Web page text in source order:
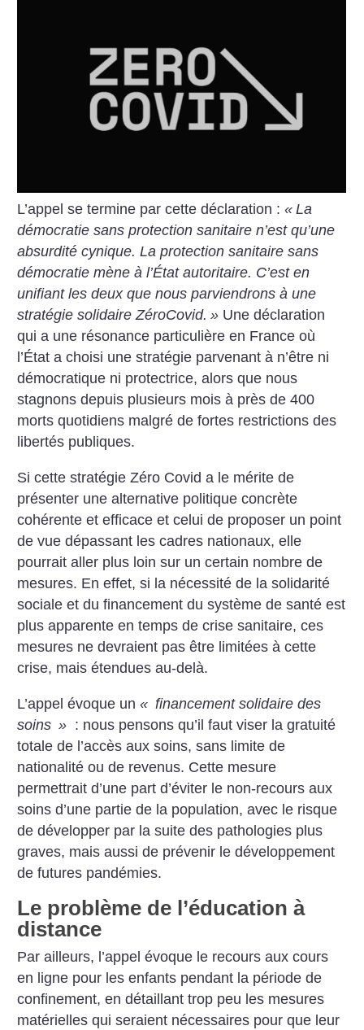
L’appel se termine par cette déclaration :« La
démocratie sans protection sanitaire n’est qu’une
absurdité cynique. La protection sanitaire sans
démocratie mène à l’État autoritaire. C’est en
unifiant les deux que nous parviendrons à une
stratégie solidaire ZéroCovid. » Une déclaration
qui a une résonance particulière en France où
l’État a choisi une stratégie parvenant à n’être ni
démocratique ni protectrice, alors que nous
stagnons depuis plusieurs mois à près de 400
morts quotidiens malgré de fortes restrictions des
libertés publiques.
Si cette stratégie Zéro Covid a le mérite de
présenter une alternative politique concrète
cohérente et efficace et celui de proposer un point
de vue dépassant les cadres nationaux, elle
pourrait aller plus loin sur un certain nombre de
mesures. En effet, si la nécessité de la solidarité
sociale et du financement du système de santé est
plus apparente en temps de crise sanitaire, ces
mesures ne devraient pas être limitées à cette
crise, mais étendues au-delà.
L’appel évoque un« financement solidaire des
soins » : nous pensons qu’il faut viser la gratuité
totale de l’accès aux soins, sans limite de
nationalité ou de revenus. Cette mesure
permettrait d’une part d’éviter le non-recours aux
soins d’une partie de la population, avec le risque
de développer par la suite des pathologies plus
graves, mais aussi de prévenir le développement
de futures pandémies.
Le problème de l’éducation à
distance
Par ailleurs, l’appel évoque le recours aux cours
en ligne pour les enfants pendant la période de
confinement, en détaillant trop peu les mesures
matérielles qui seraient nécessaires pour que leur